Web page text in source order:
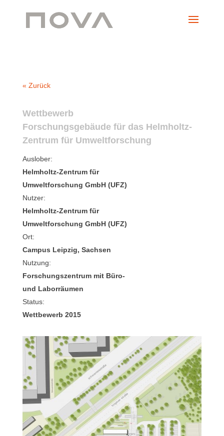
« Zurück
Wettbewerb
Forschungsgebäude für das Helmholtz-
Zentrum für Umweltforschung
Auslober:
Helmholtz-Zentrum für
Umweltforschung GmbH (UFZ)
Nutzer:
Helmholtz-Zentrum für
Umweltforschung GmbH (UFZ)
Ort:
Campus Leipzig, Sachsen
Nutzung:
Forschungszentrum mit Büro-
und Laborräumen
Status:
Wettbewerb 2015